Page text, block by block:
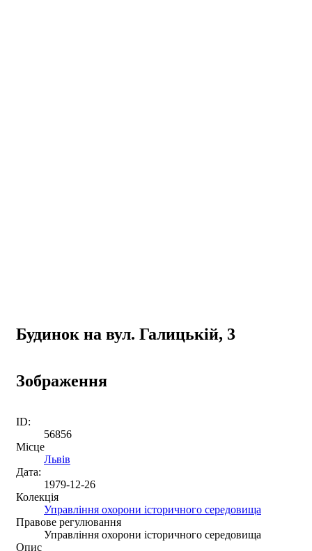
Будинок на вул. Галицькій, 3
Зображення
ID:
56856
Місце
Львів
Дата:
1979-12-26
Колекція
Управління охорони історичного середовища
Правове регулювання
Управління охорони історичного середовища
Опис